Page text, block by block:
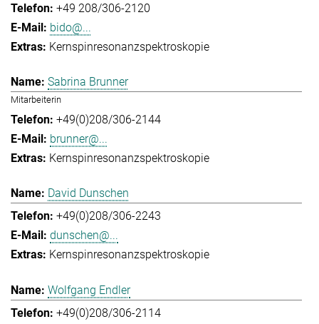
+49 208/306-2120
bido@...
Kernspinresonanzspektroskopie
Sabrina Brunner
Mitarbeiterin
+49(0)208/306-2144
brunner@...
Kernspinresonanzspektroskopie
David Dunschen
+49(0)208/306-2243
dunschen@...
Kernspinresonanzspektroskopie
Wolfgang Endler
+49(0)208/306-2114